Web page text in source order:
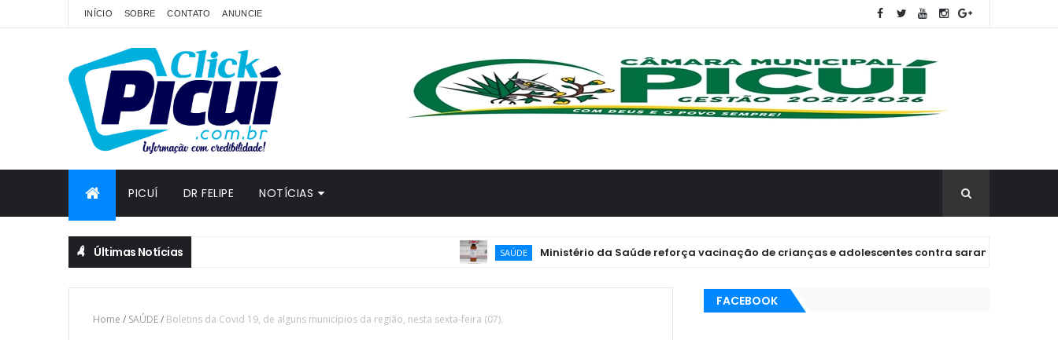
INÍCIO SOBRE CONTATO ANUNCIE
PICUÍ DR FELIPE NOTÍCIAS
Últimas Notícias Ministério da Saúde reforça vacinação de crianças e adolescentes contra sarampo, pneumonias e outras
Home / SAÚDE/ Boletins da Covid 19, de alguns municípios da região, nesta sexta-feira (07).
FACEBOOK